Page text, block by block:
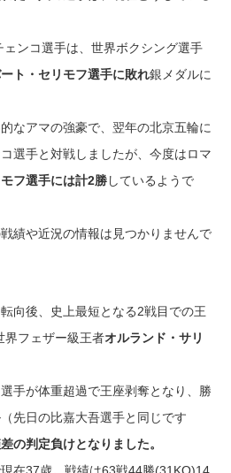
ンコ選手は、世界ボクシング選手
ト・セリモフ選手に敗れ銀メダルに
なアマの強豪で、翌年の北京五輪に
選手と対戦しましたが、今度はロマ
フ選手には計2勝しているようで
績や近況の情報は見つかりませんで
向後、史上最短となる2戦目での王
界フェザー級王者オルランド・サリ
手が体重超過で王座剥奪となり、勝
先日の比嘉大吾選手と同じです
の判定負けとなりました。
在37歳。戦績は63戦44勝(31KO)14